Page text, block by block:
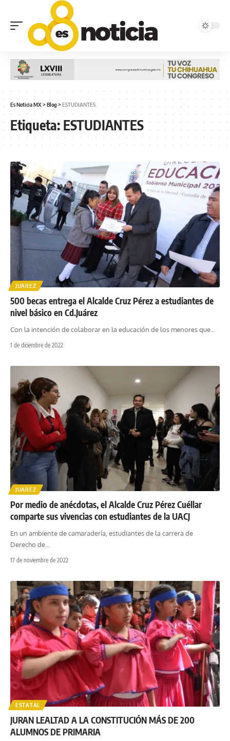
Es Noticia MX> Blog > ESTUDIANTES
Etiqueta: ESTUDIANTES
JUAREZ
500 becas entrega el Alcalde Cruz Pérez a estudiantes de
nivel básico en Cd.Juárez
Con la intención de colaborar en la educación de los menores que
1 de diciembre de 2022
JUAREZ
Por medio de anécdotas, el Alcalde Cruz Pérez Cuéllar
comparte sus vivencias con estudiantes de la UACJ
En un ambiente de camaradería, estudiantes de la carrera de
Derecho de…
17 de noviembre de 2022
ESTATAL
JURAN LEALTAD A LA CONSTITUCIÓN MÁS DE 200
ALUMNOS DE PRIMARIA